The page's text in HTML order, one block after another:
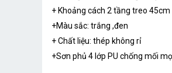
+ Khoảng cách 2 tầng treo
+Màu sắc: trắng ,đen
+ Chất liệu: thép không rỉ
+Sơn phủ 4 lớp PU chống mối